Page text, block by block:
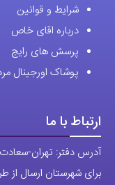
شرایط و قوانین
درباره اقای خاص
پرسش های رایج
پوشاک اورجینال
ارتباط با ما
آدرس دفتر: تهران-سعادت
برای شهرستان ارسال از